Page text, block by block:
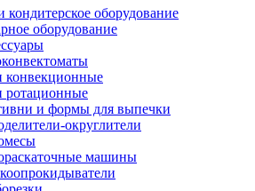
кондитерское оборудование
оборудование
конвекционные
ротационные
и формы для выпечки
округлители
машины